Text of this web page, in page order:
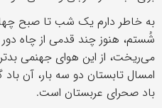
به خاطر دارم یک شب تا صبح
شُستم، هنوز چند قدمی از چاه
می‌ریخت، از این هوای جهنمی
امسال تابستان دو سه بار، آن
باد صحرای عربستان است.